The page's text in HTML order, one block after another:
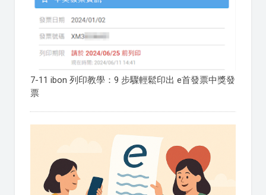
7-11 ibon 列印教學：9 步驟輕鬆印出 e首發票中獎發
票